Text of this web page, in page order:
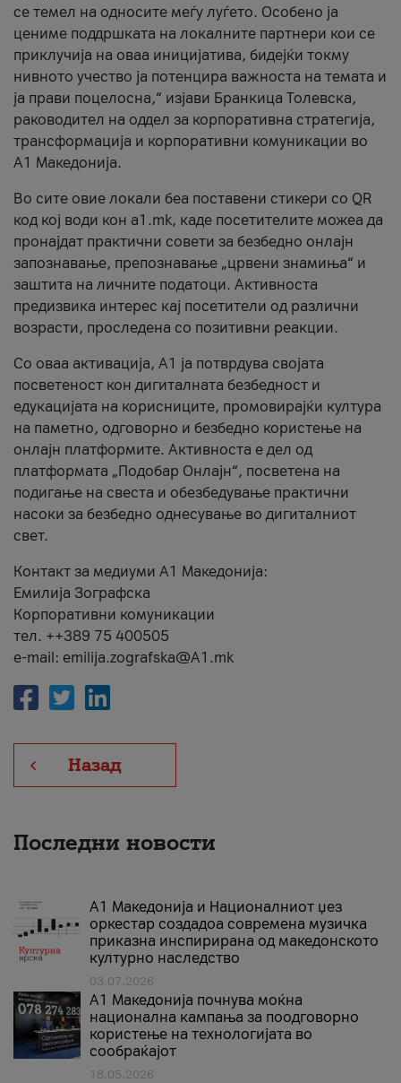
се темел на односите меѓу луѓето. Особено ја
цениме поддршката на локалните партнери кои се
приклучија на оваа иницијатива, бидејќи токму
нивното учество ја потенцира важноста на темата и
ја прави поцелосна,“ изјави Бранкица Толевска,
раководител на оддел за корпоративна стратегија,
трансформација и корпоративни комуникации во
А1 Македонија.
Во сите овие локали беа поставени стикери со QR
код кој води кон a1.mk, каде посетителите можеа да
пронајдат практични совети за безбедно онлајн
запознавање, препознавање „црвени знамиња“ и
заштита на личните податоци. Активноста
предизвика интерес кај посетители од различни
возрасти, проследена со позитивни реакции.
Со оваа активација, А1 ја потврдува својата
посветеност кон дигиталната безбедност и
едукацијата на корисниците, промовирајќи култура
на паметно, одговорно и безбедно користење на
онлајн платформите. Активноста е дел од
платформата „Подобар Онлајн“, посветена на
подигање на свеста и обезбедување практични
насоки за безбедно однесување во дигиталниот
свет.
Контакт за медиуми А1 Македонија:
Емилија Зографска
Корпоративни комуникации
тел. ++389 75 400505
e-mail: emilija.zografska@A1.mk
Назад
Последни новости
А1 Македонија и Националниот џез
оркестар создадоа современа музичка
приказна инспирирана од македонското
културно наследство
03.07.2026
A1 Македонија почнува моќна
национална кампања за поодговорно
користење на технологијата во
сообраќајот
18.05.2026